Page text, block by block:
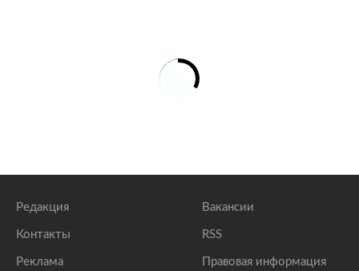
Редакция
Контакты
Реклама
Вакансии
RSS
Правовая информация